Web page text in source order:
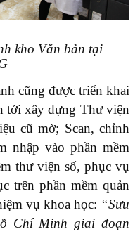
kho Văn bản tại
cũng được triển khai
tới xây dựng Thư viện
cũ mờ; Scan, chỉnh
nhập vào phần mềm
thư viện số, phục vụ
trên phần mềm quản
vụ khoa học: “Sưu
Chí Minh giai đoạn